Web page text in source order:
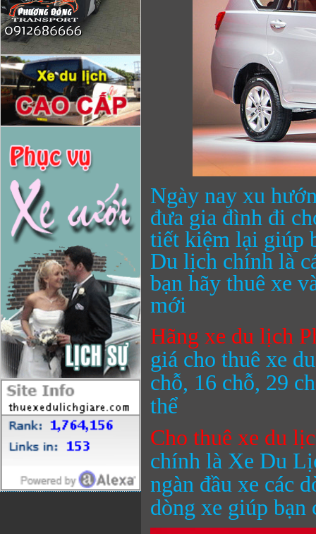
Ngày nay xu
đưa gia đình đi
tiết kiệm lại giúp
Du lịch chính là
bạn hãy thuê xe
mới
Hãng xe du lịch
giá cho thuê xe
chỗ, 16 chỗ, 29
thể
Cho thuê xe du
chính là Xe Du
ngàn đầu xe các
dòng xe giúp bạn